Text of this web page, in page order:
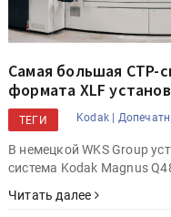
Самая большая CTP-
формата XLF
ТЕГИ Kodak |
В немецкой WKS Group
система Kodak Magnus
Читать далее